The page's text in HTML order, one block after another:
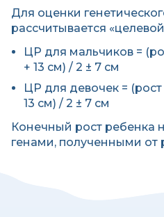
Для оценки
рассчитывается
ЦР для мальчиков =
+ 13 см) / 2 ± 7 см
ЦР для девочек =
13 см) / 2 ± 7 см
Конечный рост ребенка
генами, полученными от